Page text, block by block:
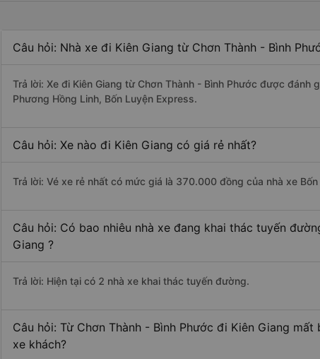
Câu hỏi: Nhà xe đi Kiên Giang từ Chơn Thành - Bình
Trả lời: Xe đi Kiên Giang từ Chơn Thành - Bình Phước được đánh
Phương Hồng Linh, Bốn Luyện Express.
Câu hỏi: Xe nào đi Kiên Giang có giá rẻ nhất?
Trả lời: Vé xe rẻ nhất có mức giá là 370.000 đồng của nhà xe
Câu hỏi: Có bao nhiêu nhà xe đang khai thác tuyến
Giang ?
Trả lời: Hiện tại có 2 nhà xe khai thác tuyến đường.
Câu hỏi: Từ Chơn Thành - Bình Phước đi Kiên Giang
xe khách?